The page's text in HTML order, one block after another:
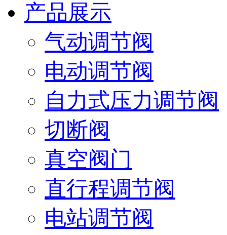
产品展示
气动调节阀
电动调节阀
自力式压力调节阀
切断阀
真空阀门
直行程调节阀
电站调节阀